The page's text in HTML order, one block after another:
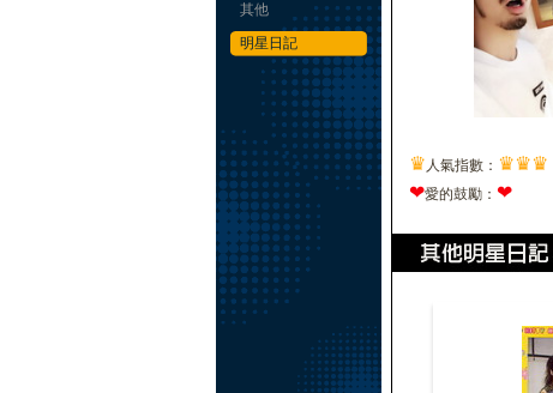
其他
明星日記
♛ 人氣指數： ♛♛♛
❤愛的鼓勵： ❤